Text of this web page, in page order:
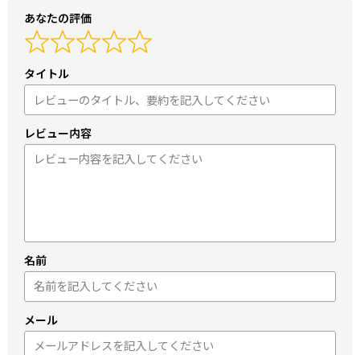
あなたの評価
タイトル
レビュー内容
名前
メール